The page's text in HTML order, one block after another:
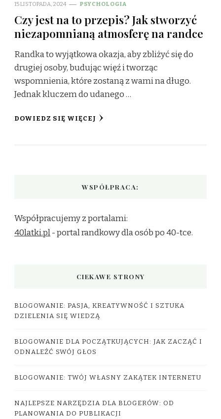
15 LISTOPADA, 2024 PSYCHOLOGIA
Czy jest na to przepis? Jak stworzyć
niezapomnianą atmosferę na randce
Randka to wyjątkowa okazja, aby zbliżyć się do
drugiej osoby, budując więź i tworząc
wspomnienia, które zostaną z wami na długo.
Jednak kluczem do udanego …
DOWIEDZ SIĘ WIĘCEJ
WSPÓŁPRACA:
Współpracujemy z portalami:
40latki.pl- portal randkowy dla osób po 40-tce.
CIEKAWE STRONY
BLOGOWANIE: PASJA, KREATYWNOŚĆ I SZTUKA
DZIELENIA SIĘ WIEDZĄ
BLOGOWANIE DLA POCZĄTKUJĄCYCH: JAK ZACZĄĆ I
ODNALEŹĆ SWÓJ GŁOS
BLOGOWANIE: TWÓJ WŁASNY ZAKĄTEK INTERNETU
NAJLEPSZE NARZĘDZIA DLA BLOGERÓW: OD
PLANOWANIA DO PUBLIKACJI